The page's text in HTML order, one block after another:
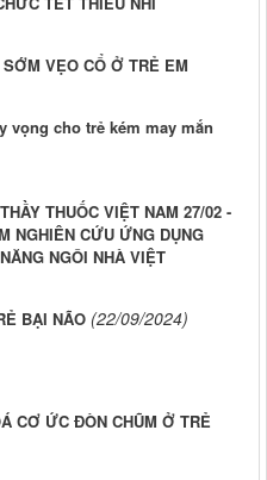
VẸO CỔ Ở TRẺ EM
vọng cho trẻ kém may mắn
THUỐC VIỆT NAM 27/02 -
NGHIÊN CỨU ỨNG DỤNG
NGÔI NHÀ VIỆT
BẠI NÃO (22/09/2024)
CƠ ỨC ĐÒN CHŨM Ở TRẺ